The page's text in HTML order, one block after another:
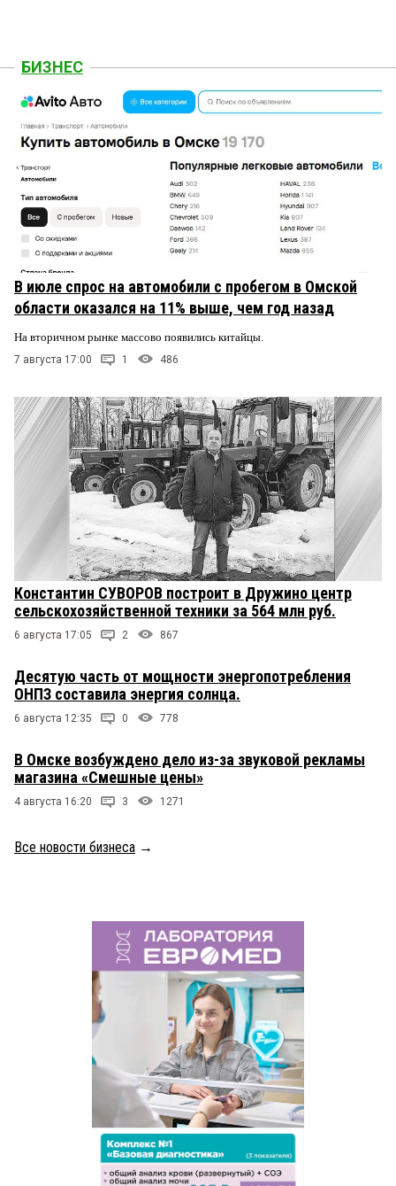
БИЗНЕС
В июле спрос на автомобили с пробегом в Омской
области оказался на 11% выше, чем год назад
На вторичном рынке массово появились китайцы.
7 августа 17:00 1 486
Константин СУВОРОВ построит в Дружино центр
сельскохозяйственной техники за 564 млн руб.
6 августа 17:05 2 867
Десятую часть от мощности энергопотребления
ОНПЗ составила энергия солнца.
6 августа 12:35 0 778
В Омске возбуждено дело из-за звуковой рекламы
магазина «Смешные цены»
4 августа 16:20 3 1271
Все новости бизнеса →